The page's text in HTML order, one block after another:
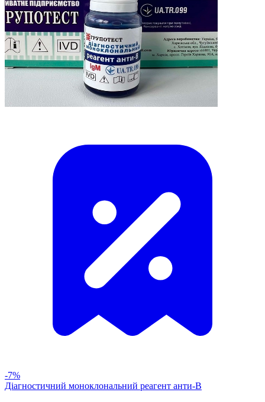
-7%
Діагностичний моноклональний реагент анти-В